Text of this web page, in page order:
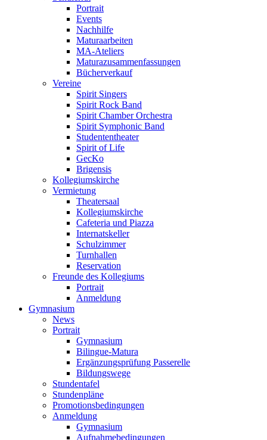
Portrait
Events
Nachhilfe
Maturaarbeiten
MA-Ateliers
Maturazusammenfassungen
Bücherverkauf
Vereine
Spirit Singers
Spirit Rock Band
Spirit Chamber Orchestra
Spirit Symphonic Band
Studententheater
Spirit of Life
GecKo
Brigensis
Kollegiumskirche
Vermietung
Theatersaal
Kollegiumskirche
Cafeteria und Piazza
Internatskeller
Schulzimmer
Turnhallen
Reservation
Freunde des Kollegiums
Portrait
Anmeldung
Gymnasium
News
Portrait
Gymnasium
Bilingue-Matura
Ergänzungsprüfung Passerelle
Bildungswege
Stundentafel
Stundenpläne
Promotionsbedingungen
Anmeldung
Gymnasium
Aufnahmebedingungen